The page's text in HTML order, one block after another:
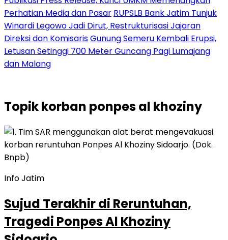
Perhatian Media dan Pasar RUPSLB Bank Jatim Tunjuk
Winardi Legowo Jadi Dirut, Restrukturisasi Jajaran
Direksi dan KomisarisGunung Semeru Kembali Erupsi,
Letusan Setinggi 700 Meter Guncang Pagi Lumajang
dan Malang
Topikkorban ponpes al khoziny
Info Jatim
Sujud Terakhir di Reruntuhan,
Tragedi Ponpes Al Khoziny